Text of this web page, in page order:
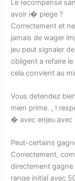
Le recompense
avoir i� piege ?
Correctement et
jamais de wager
jeu peut signaler
obligent a refaire
cela convient au
Vous detendez
mien prime. , !
� avec enjeu avec
Peut-certains
Correctement,
directement
range initial avec